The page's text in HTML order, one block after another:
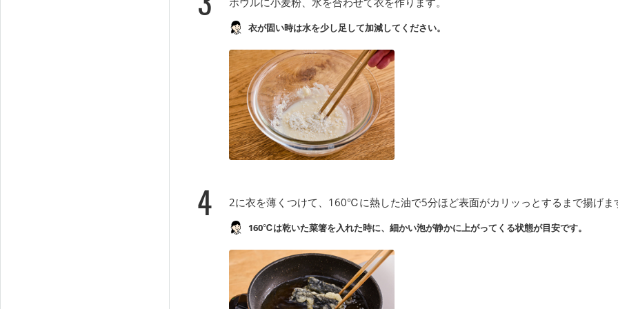
衣が固い時は水を少し足して加減してください。
4 2に衣を薄くつけて、160℃に熱した油で5分ほど表面がカリッっとするまで揚げま
160℃は乾いた菜箸を入れた時に、細かい泡が静かに上がってくる状態が目安です。